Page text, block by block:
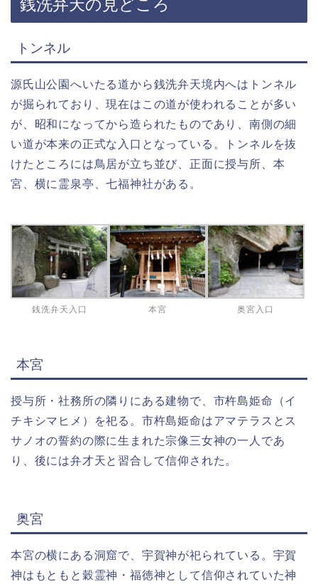
銭洗弁天の見どころ
トンネル
源氏山公園へいたる道から銭洗弁天境内へはトンネル
が掘られており、現在はこの道が使われることが多い
が、昭和になってから造られたものであり、南側の細
い道が本来の正式な入口となっている。トンネルを抜
けたところには鳥居が立ち並び、正面に授与所、本
宮、横に霊泉亭、七福神社がある。
銭洗弁天入口 本宮 奥宮入口
本宮
授与所・社務所の隣りにある建物で、市杵島姫命（イ
チキシマヒメ）を祀る。市杵島姫命はアマテラスとス
サノオの誓約の際に生まれた宗像三女神の一人であ
り、後には弁才天と習合して信仰された。
奥宮
本宮の横にある洞窟で、宇賀神が祀られている。宇賀
神はもともと穀霊神・福徳神として信仰されていた神